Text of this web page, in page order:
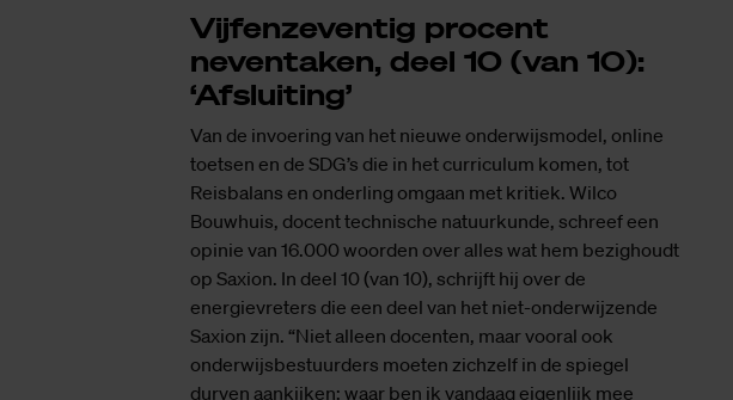
Vijfenzeventig procent
neventaken, deel 10 (van 10):
‘Afsluiting’
Van de invoering van het nieuwe onderwijsmodel, online
toetsen en de SDG’s die in het curriculum komen, tot
Reisbalans en onderling omgaan met kritiek. Wilco
Bouwhuis, docent technische natuurkunde, schreef een
opinie van 16.000 woorden over alles wat hem bezighoudt
op Saxion. In deel 10 (van 10), schrijft hij over de
energievreters die een deel van het niet-onderwijzende
Saxion zijn. “Niet alleen docenten, maar vooral ook
onderwijsbestuurders moeten zichzelf in de spiegel
durven aankijken: waar ben ik vandaag eigenlijk mee